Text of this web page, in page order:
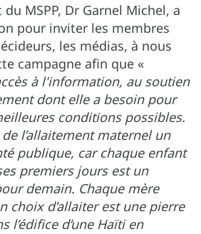
MSPP, Dr Garnel Michel, a
pour inviter les membres
les médias, à nous
campagne afin que «
à l'information, au soutien
dont elle a besoin pour
conditions possibles.
l’allaitement maternel un
publique, car chaque enfant
premiers jours est un
demain. Chaque mère
choix d’allaiter est une pierre
l’édifice d’une Haïti en